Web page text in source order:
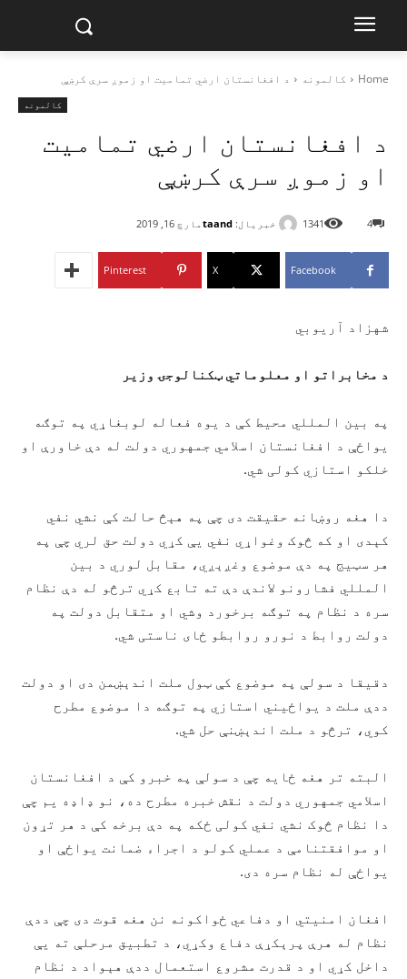
Home کالمونه د افغانستان ارضي تماميت او زموږ سرې کرښې
کالمونه
د افغانستان ارضي تماميت
او زموږ سرې کرښې
خبریال: taandمارچ 16, 2019 4
1341
Facebook
X
Pinterest
شهزاد آريوبي
د مخابراتو او معلوماتي ټکنالوجۍ وزیر
په بين المللي محيط کې د يوه فعاله لوبغاړي په توګه
يواځې د افغانستان اسلامي جمهوري دولت له دې خاورې او
خلکو استازي کولی شي.
دا هغه روښانه حقيقت دی چې په هېڅ حالت کې نشي نفي
کېدی او که څوک وغواړي نفي يې کړي دولت حق لري چې په
هر سټيج په دې موضوع وغږېږي، مقابل لوري د بين
المللي فشارونو لاندې دې ته تابع کړي ترڅو له دې نظام
سره د نظام په توګه برخورد وشي او متقابل دولت په
دولت روابط د نورو روابطو ځای ناستی شي.
دقيقا د سولې په موضوع کې ټول ملت اندېښمن دی او دولت
ددې ملت د یواځيني استازي په توګه دا موضوع مطرح
کوي، ترڅو د ملت اندېښنې حل شي.
البته تر هغه ځايه چې د سولې په خبرو کې د افغانستان
اسلامي جمهوري دولت د نقش خبره مطرح ده، نو ډاډه يم چې
دا نظام څوک نشي نفي کولی ځکه په دې برخه کې د هر تړون
او موافقتنامې د عملي کولو د اجراء ضمانت يواځې او
يواځې له نظام سره دی.
افغان امنيتي او دفاعي ځواکونه نن هغه قوت دی چې ددې
نظام له هرې پرېکړې دفاع وکړي، د تطبيق مرحلې ته يې
داخل کړي او د قدرت مشروع استعمال ددې هېواد د نظام